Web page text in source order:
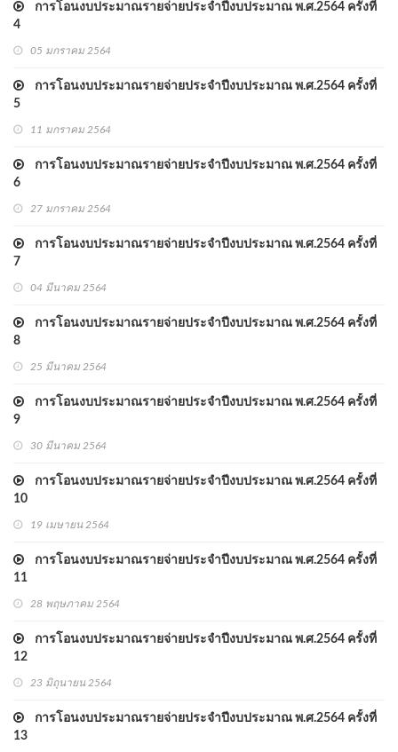
การโอนงบประมาณรายจ่ายประจำปีงบประมาณ พ.ศ.2564 ครั้งที่
4
05 มกราคม 2564
การโอนงบประมาณรายจ่ายประจำปีงบประมาณ พ.ศ.2564 ครั้งที่
5
11 มกราคม 2564
การโอนงบประมาณรายจ่ายประจำปีงบประมาณ พ.ศ.2564 ครั้งที่
6
27 มกราคม 2564
การโอนงบประมาณรายจ่ายประจำปีงบประมาณ พ.ศ.2564 ครั้งที่
7
04 มีนาคม 2564
การโอนงบประมาณรายจ่ายประจำปีงบประมาณ พ.ศ.2564 ครั้งที่
8
25 มีนาคม 2564
การโอนงบประมาณรายจ่ายประจำปีงบประมาณ พ.ศ.2564 ครั้งที่
9
30 มีนาคม 2564
การโอนงบประมาณรายจ่ายประจำปีงบประมาณ พ.ศ.2564 ครั้งที่
10
19 เมษายน 2564
การโอนงบประมาณรายจ่ายประจำปีงบประมาณ พ.ศ.2564 ครั้งที่
11
28 พฤษภาคม 2564
การโอนงบประมาณรายจ่ายประจำปีงบประมาณ พ.ศ.2564 ครั้งที่
12
23 มิถุนายน 2564
การโอนงบประมาณรายจ่ายประจำปีงบประมาณ พ.ศ.2564 ครั้งที่
13